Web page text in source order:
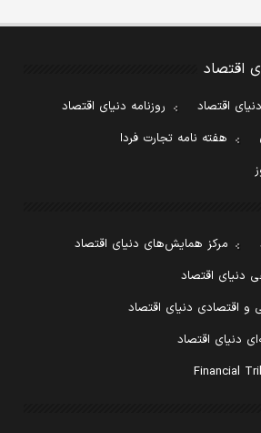
اقتصاد
اقتصاد
روزنامه دنیای اقتصاد
هفته نامه تجارت فردا
مرکز همایش‌های دنیای اقتصاد
دنیای اقتصاد
اقتصادی دنیای اقتصاد
دنیای اقتصاد